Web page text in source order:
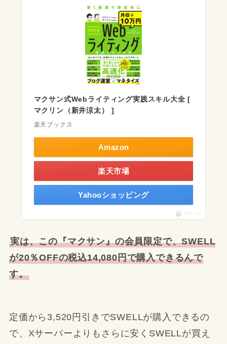
マクサン式Webライティング実践スキル大全 [
マクリン（新井涼太） ]
楽天ブックス
Amazon
楽天市場
Yahooショッピング
ポチップ
実は、この『マクサン』の会員限定で、SWELL
が20％OFFの税込14,080円で購入できるんで
す。
定価から3,520円引きでSWELLが購入できるの
で、Xサーバーよりもさらに安くSWELLが買え